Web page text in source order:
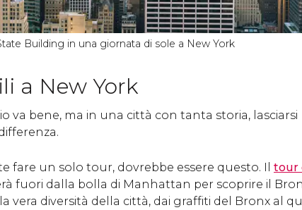
Building in una giornata di sole a New York
a New York
va bene, ma in una città con tanta storia, lasciarsi
fare un solo tour, dovrebbe essere questo. Il tour
fuori dalla bolla di Manhattan per scoprire il
vera diversità della città, dai graffiti del Bronx al